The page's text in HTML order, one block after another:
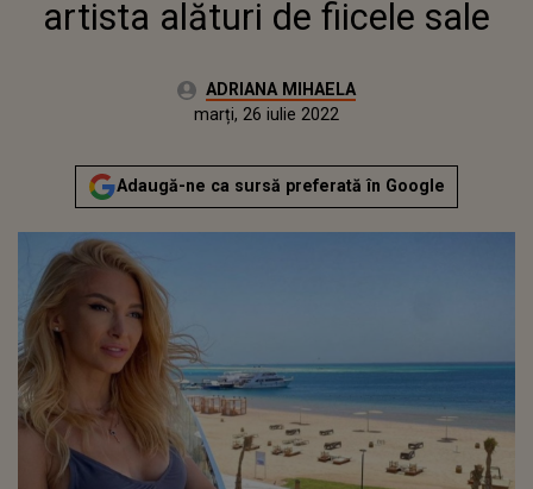
artista alături de fiicele sale
Autor:ADRIANA MIHAELA
Actualizat:
marți, 26 iulie 2022
Adaugă-ne ca sursă preferată în Google